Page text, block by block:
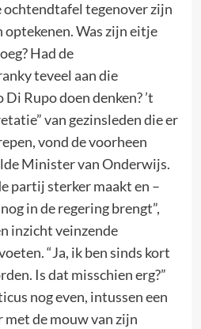
ochtendtafel tegenover zijn
Was zijn eitje
Had de
teveel aan die
Rupo doen denken? ’t
van gezinsleden die er
vond de voorheen
Minister van Onderwijs.
partij sterker maakt en –
in de regering brengt”,
inzicht veinzende
“Ja, ik ben sinds kort
Is dat misschien erg?”
nog even, intussen een
de mouw van zijn